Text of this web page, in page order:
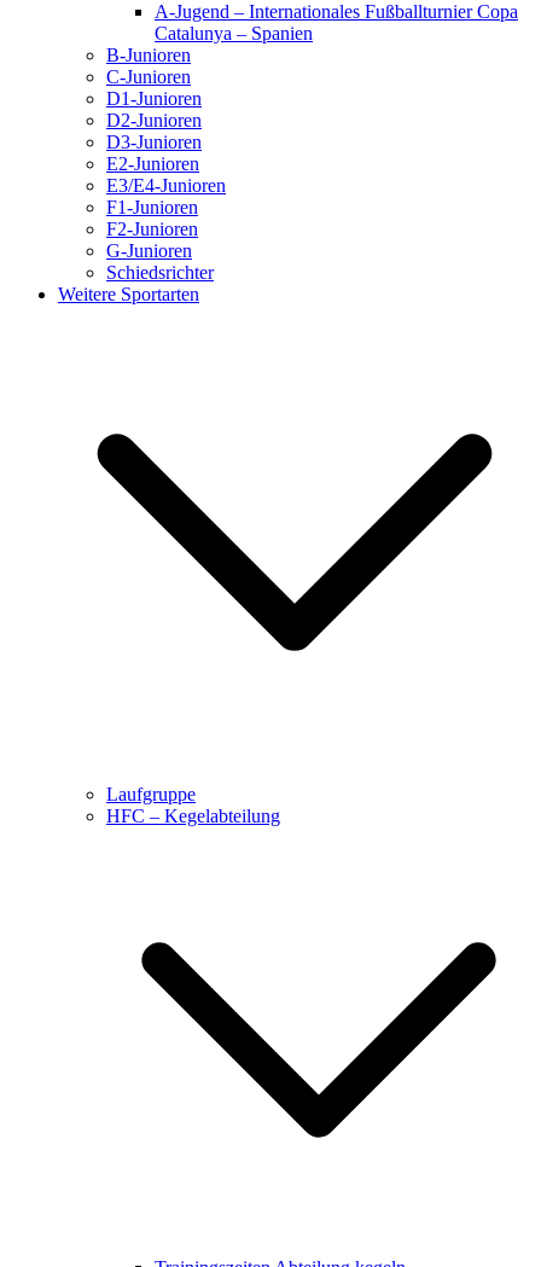
A-Jugend – Internationales Fußballturnier Copa
Catalunya – Spanien
B-Junioren
C-Junioren
D1-Junioren
D2-Junioren
D3-Junioren
E2-Junioren
E3/E4-Junioren
F1-Junioren
F2-Junioren
G-Junioren
Schiedsrichter
Weitere Sportarten
Laufgruppe
HFC – Kegelabteilung